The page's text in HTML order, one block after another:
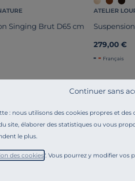
: nous utilisons des cookies propres et des
site, élaborer des statistiques ou vous
le plus.
des cookies". Vous pourrez y modifier vos
Continuer sans
Singing Brut D65 cm
ATELIER
279,00 €
Français
par la suspension Ambre, aux
est à monter. Sans colle, ni outil,
jeux de lumières dès lors qu'elle